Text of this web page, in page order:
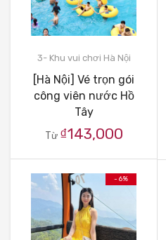
3- Khu vui chơi Hà Nội
[Hà Nội] Vé trọn gói
công viên nước Hồ
Tây
Từ ₫143,000
- 6%